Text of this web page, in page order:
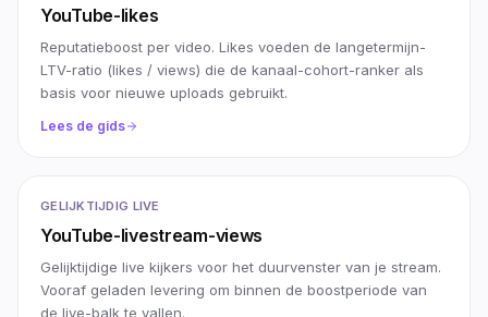
YouTube-likes
Reputatieboost per video. Likes voeden de langetermijn-
LTV-ratio (likes / views) die de kanaal-cohort-ranker als
basis voor nieuwe uploads gebruikt.
Lees de gids
GELIJKTIJDIG LIVE
YouTube-livestream-views
Gelijktijdige live kijkers voor het duurvenster van je stream.
Vooraf geladen levering om binnen de boostperiode van
de live-balk te vallen.